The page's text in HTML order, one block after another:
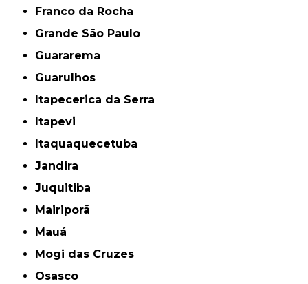
Franco da Rocha
Grande São Paulo
Guararema
Guarulhos
Itapecerica da Serra
Itapevi
Itaquaquecetuba
Jandira
Juquitiba
Mairiporã
Mauá
Mogi das Cruzes
Osasco